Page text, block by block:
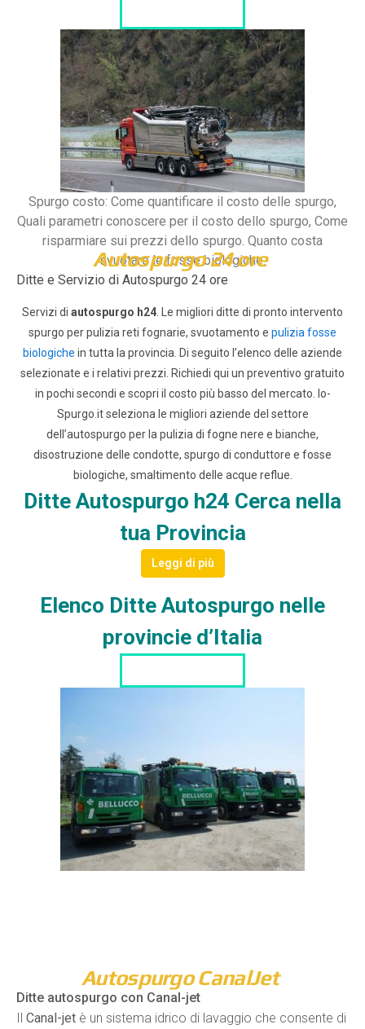
Spurgo costo: Come quantificare il costo delle spurgo,
Quali parametri conoscere per il costo dello spurgo, Come
risparmiare sui prezzi dello spurgo. Quanto costa
svuotare le fosse biologiche.
Autospurgo 24 ore
Ditte e Servizio di Autospurgo 24 ore
Servizi di autospurgo h24 . Le migliori ditte di pronto intervento
spurgo per pulizia reti fognarie, svuotamento e pulizia fosse
biologiche in tutta la provincia. Di seguito l’elenco delle aziende
selezionate e i relativi prezzi. Richiedi qui un preventivo gratuito
in pochi secondi e scopri il costo più basso del mercato.
Io-
Spurgo.it seleziona le migliori aziende del settore
dell’autospurgo per la pulizia di fogne nere e bianche,
disostruzione delle condotte, spurgo di conduttore e fosse
biologiche, smaltimento delle acque reflue.
Ditte Autospurgo h24 Cerca nella
tua Provincia
Leggi di più
Elenco Ditte Autospurgo nelle
provincie d’Italia
Autospurgo CanalJet
Ditte autospurgo con Canal-jet
Il Canal-jet è un sistema idrico di lavaggio che consente di